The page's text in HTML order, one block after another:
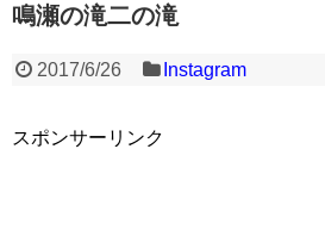
鳴瀬の滝二の滝
2017/6/26 Instagram
スポンサーリンク